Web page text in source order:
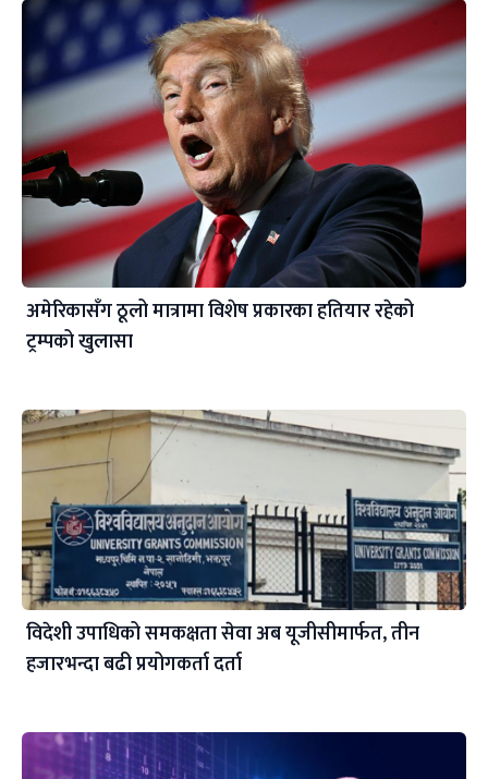
अमेरिकासँग ठूलो मात्रामा विशेष प्रकारका हतियार रहेको
ट्रम्पको खुलासा
विदेशी उपाधिको समकक्षता सेवा अब यूजीसीमार्फत, तीन
हजारभन्दा बढी प्रयोगकर्ता दर्ता